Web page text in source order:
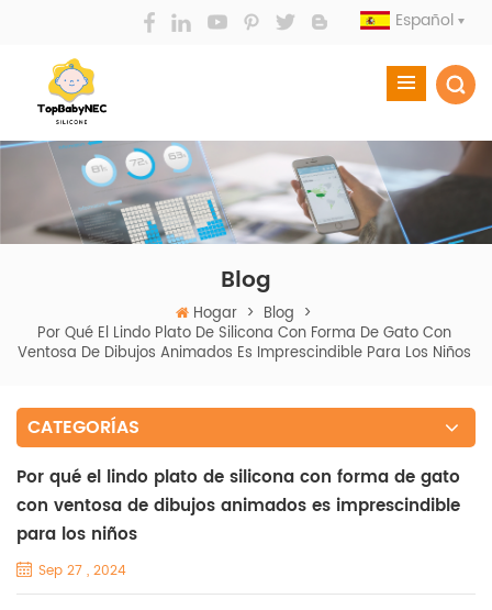
Español
Blog
Hogar > Blog >
Por Qué El Lindo Plato De Silicona Con Forma De Gato Con
Ventosa De Dibujos Animados Es Imprescindible Para Los Niños
CATEGORÍAS
Por qué el lindo plato de silicona con forma de gato
con ventosa de dibujos animados es imprescindible
para los niños
Sep 27 , 2024